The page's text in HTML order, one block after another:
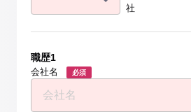
社
職歴1
会社名 必須